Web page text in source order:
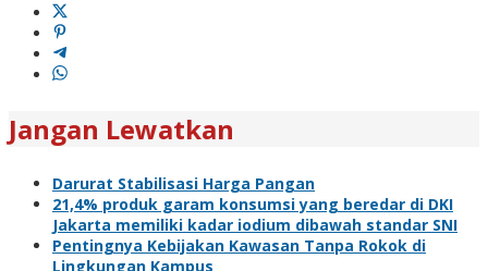
Jangan Lewatkan
Darurat Stabilisasi Harga Pangan
21,4% produk garam konsumsi yang beredar di DKI
Jakarta memiliki kadar iodium dibawah standar SNI
Pentingnya Kebijakan Kawasan Tanpa Rokok di
Lingkungan Kampus